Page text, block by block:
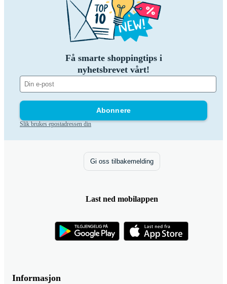
Få smarte shoppingtips i
nyhetsbrevet vårt!
Abonnere
Slik brukes epostadressen din
Informasjon
Gi oss tilbakemelding
Last ned mobilappen